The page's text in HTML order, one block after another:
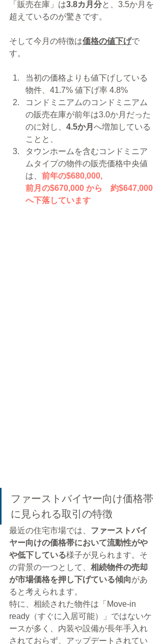
「販売在庫」は3.8カ月分と、3.5か月を
超えているのが驚きです。
そして今月の特徴は価格の値下げで
す。
当初の価格よりも値下げしている
物件、41.7% 値下げ率 4.8%
コンドミニアムのコンドミニアム
の販売在庫が前年は3.0か月だった
のに対し、 4.5か月 へ増加している
ことと、
タウンホームを含むコンドミニア
ムタイプの物件の販売価格中央値
は、 前年の$680,000,
前月の$670,000 から　約$647,000
へ下落しています
ファーストバイヤー向け価格帯
に見られる取引の特徴
最近の住宅市場では、 ファーストバイ
ヤー向けの価格帯において流動性がや
や低下している様子が見られます。そ
の背景の一つとして、 相続物件の売却
が市場価格を押し下げている傾向があ
ると考えられます。
特に、相続された物件は「Move-in
ready（すぐに入居可能）」ではないケ
ースが多く、内装や設備が長年手入れ
されておらず、アップデートされてい